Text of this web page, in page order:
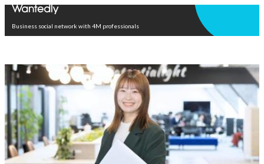
Business social network with 4M professionals